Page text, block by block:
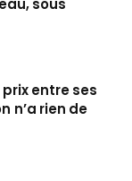
sous
entre ses
n’a rien de